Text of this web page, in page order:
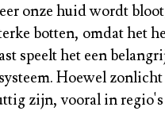
onze huid wordt
botten, omdat het
speelt het een
Hoewel
zijn, vooral in